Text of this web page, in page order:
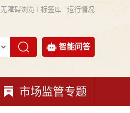
无障碍浏览 标签库 运行情况
智能问答
市场监管专题